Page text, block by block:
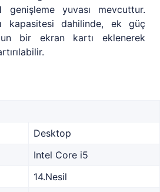
yuvası mevcuttur.
kapasitesi dahilinde, ek güç
bir ekran kartı eklenerek
Desktop
Intel Core i5
14.Nesil